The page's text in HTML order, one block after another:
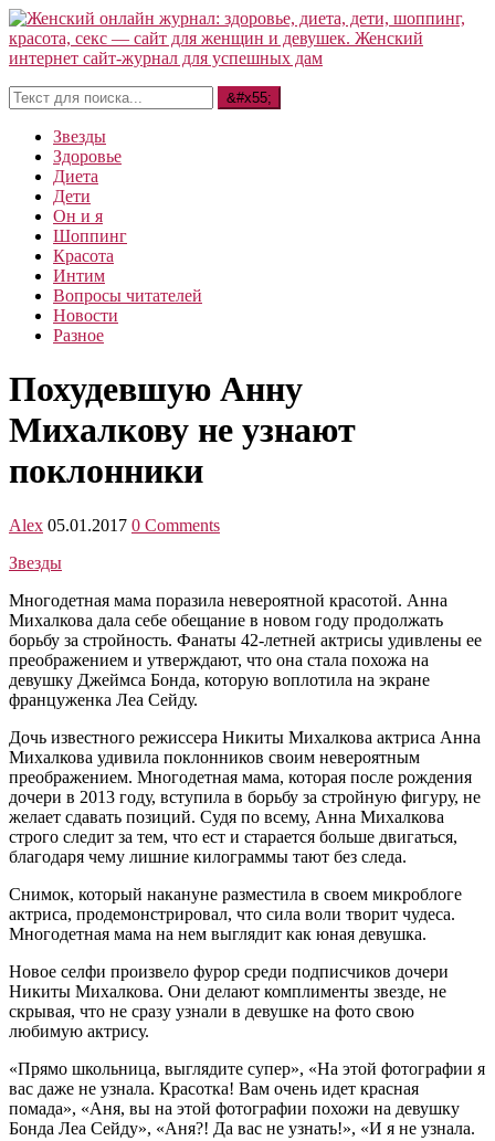
Звезды
Здоровье
Диета
Дети
Он и я
Шоппинг
Красота
Интим
Вопросы читателей
Новости
Разное
Похудевшую Анну
Михалкову не узнают
поклонники
Alex 05.01.2017 0 Comments
Звезды
Многодетная мама поразила невероятной красотой. Анна
Михалкова дала себе обещание в новом году продолжать
борьбу за стройность. Фанаты 42-летней актрисы удивлены ее
преображением и утверждают, что она стала похожа на
девушку Джеймса Бонда, которую воплотила на экране
француженка Леа Сейду.
Дочь известного режиссера Никиты Михалкова актриса Анна
Михалкова удивила поклонников своим невероятным
преображением. Многодетная мама, которая после рождения
дочери в 2013 году, вступила в борьбу за стройную фигуру, не
желает сдавать позиций. Судя по всему, Анна Михалкова
строго следит за тем, что ест и старается больше двигаться,
благодаря чему лишние килограммы тают без следа.
Снимок, который накануне разместила в своем микроблоге
актриса, продемонстрировал, что сила воли творит чудеса.
Многодетная мама на нем выглядит как юная девушка.
Новое селфи произвело фурор среди подписчиков дочери
Никиты Михалкова. Они делают комплименты звезде, не
скрывая, что не сразу узнали в девушке на фото свою
любимую актрису.
«Прямо школьница, выглядите супер», «На этой фотографии я
вас даже не узнала. Красотка! Вам очень идет красная
помада», «Аня, вы на этой фотографии похожи на девушку
Бонда Леа Сейду», «Аня?! Да вас не узнать!», «И я не узнала.